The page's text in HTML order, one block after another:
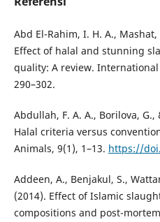
Abd El-Rahim, I. H. A.,
Effect of halal and stunning
quality: A review. International
290–302.
Abdullah, F. A. A., Borilova,
Halal criteria versus
Animals, 9(1), 1–13. https://
Addeen, A., Benjakul, S.,
(2014). Effect of Islamic
compositions and post-